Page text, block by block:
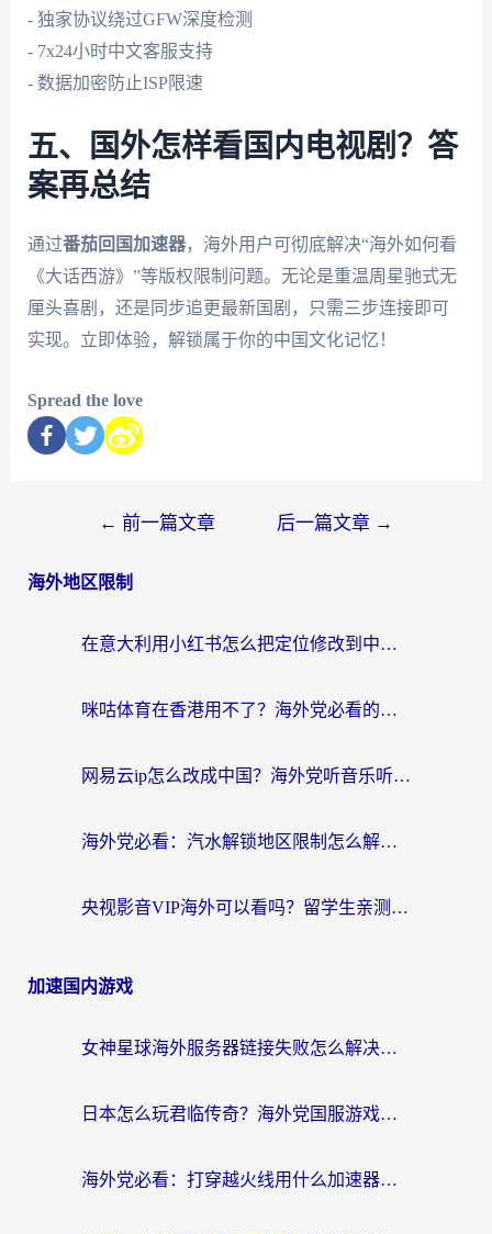
- 独家协议绕过GFW深度检测
- 7x24小时中文客服支持
- 数据加密防止ISP限速
五、国外怎样看国内电视剧？答
案再总结
通过番茄回国加速器，海外用户可彻底解决“海外如何看
《大话西游》”等版权限制问题。无论是重温周星驰式无
厘头喜剧，还是同步追更最新国剧，只需三步连接即可
实现。立即体验，解锁属于你的中国文化记忆！
Spread the love
← 前一篇文章 后一篇文章 →
海外地区限制
在意大利用小红书怎么把定位修改到中国国内？3个实用技巧+1个靠谱工具帮你搞定
咪咕体育在香港用不了？海外党必看的回国加速器选择指南（附3个真实场景解决方案）
网易云ip怎么改成中国？海外党听音乐听书的无痛解决方案
海外党必看：汽水解锁地区限制怎么解除？3招解决国内影音&生活服务难题
央视影音VIP海外可以看吗？留学生亲测有效的回国加速器选择指南
加速国内游戏
女神星球海外服务器链接失败怎么解决？海外党国服游戏加速避坑指南
日本怎么玩君临传奇？海外党国服游戏加速避坑指南（附菲律宾欧洲玩家实测）
海外党必看：打穿越火线用什么加速器？解决延迟卡顿，还能玩奇妙拼图世界和第五人格